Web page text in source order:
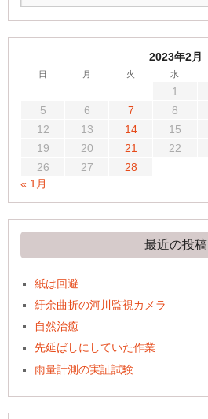
2023年2月
日 月 火 水
1
5
6 7 8
12
13 14 15
19
20 21 22
26
27
28
« 1月
最近の投稿
紙は回避
紆余曲折の河川監視カメラ
自然治癒
先延ばしにしていた作業
雨量計測の実証試験